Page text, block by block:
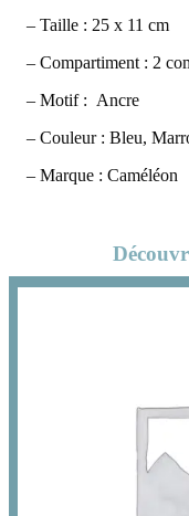
– Taille : 25 x 11 cm
– Compartiment : 2
– Motif : Ancre
– Couleur : Bleu,
– Marque : Caméléon